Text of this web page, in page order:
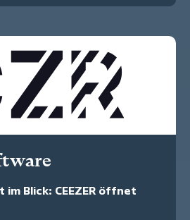
Blick: CEEZER öffnet